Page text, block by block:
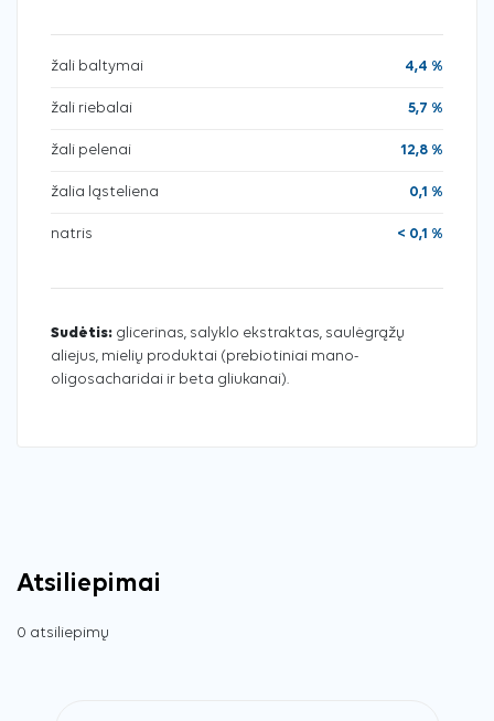
žali baltymai 4,4 %
žali riebalai 5,7 %
žali pelenai 12,8 %
žalia ląsteliena 0,1 %
natris < 0,1 %
Sudėtis: glicerinas, salyklo ekstraktas, saulėgrąžų
aliejus, mielių produktai (prebiotiniai mano-
oligosacharidai ir beta gliukanai).
Atsiliepimai
0 atsiliepimų